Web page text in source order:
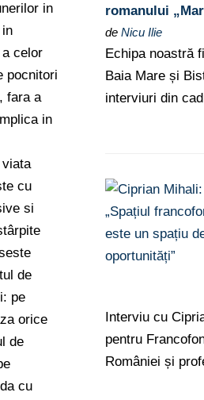
in
celor
pocnitori
fara a
in
cu
si
de
pe
orice
de
cu
romanului
de Nicu Ilie
Echipa noastră
Baia Mare și
interviuri din
Interviu cu
pentru
României și